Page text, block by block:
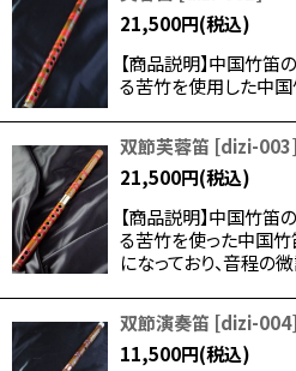
21,500円(税込)
【商品説明】中国竹
る苦竹を使用した中国
双節芙蓉笛 [dizi-003]
21,500円(税込)
【商品説明】中国竹
る苦竹を使った中国竹
になっており、音程の
双節演奏笛 [dizi-004]
11,500円(税込)